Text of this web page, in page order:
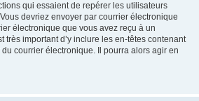
qui essaient de repérer les utilisateurs
devriez envoyer par courrier électronique
électronique que vous avez reçu à un
très important d’y inclure les en-têtes contenant
courrier électronique. Il pourra alors agir en